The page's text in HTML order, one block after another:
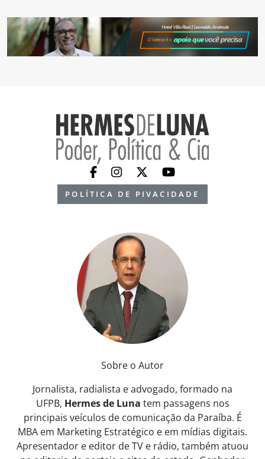
POLÍTICA DE PIVACIDADE
Sobre o Autor
Jornalista, radialista e advogado, formado na
UFPB, Hermes de Luna tem passagens nos
principais veículos de comunicação da Paraíba. É
MBA em Marketing Estratégico e em mídias digitais.
Apresentador e editor de TV e rádio, também atuou